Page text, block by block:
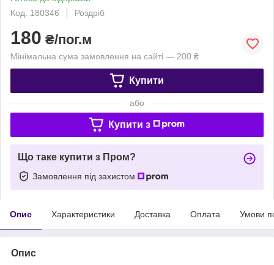
Код: 180346
Роздріб
180 ₴/пог.м
Мінімальна сума замовлення на сайті — 200 ₴
Купити
або
Купити з
Що таке купити з Пром?
Замовлення під захистом
Опис Характеристики Доставка Оплата Умови
Опис